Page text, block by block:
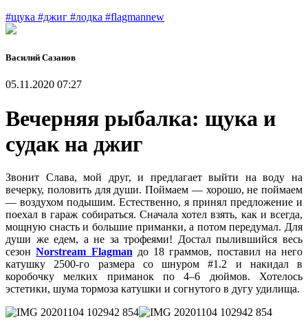
#щука #джиг #лодка #flagmannew
Василий Сазанов
05.11.2020 07:27
Вечерняя рыбалка: щука и
судак на джиг
Звонит Слава, мой друг, и предлагает выйти на воду на
вечерку, половить для души. Поймаем — хорошо, не поймаем
— воздухом подышим. Естественно, я принял предложение и
поехал в гараж собираться. Сначала хотел взять, как и всегда,
мощную снасть и большие приманки, а потом передумал. Для
души же едем, а не за трофеями! Достал пылившийся весь
сезонNorstream Flagman до 18 граммов, поставил на него
катушку 2500-го размера со шнуром #1.2 и накидал в
коробочку мелких приманок по 4–6 дюймов. Хотелось
эстетики, шума тормоза катушки и согнутого в дугу удилища.